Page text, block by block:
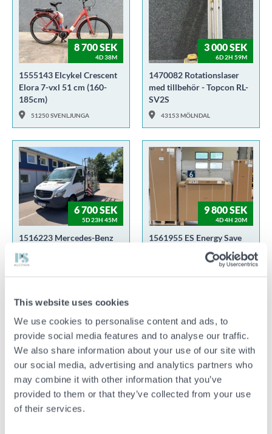
This website uses cookies
We use cookies to personalise content and ads, to
provide social media features and to analyse our traffic.
We also share information about your use of our site with
our social media, advertising and analytics partners who
may combine it with other information that you’ve
provided to them or that they’ve collected from your use
of their services.
8 700 SEK
4D 38M
1555143 Elcykel Crescent
Elora 7-vxl 51 cm (160-
185cm)
51250 SVENLJUNGA
3 000 SEK
6D 2H 59M
1470082 Rotationslaser
med tillbehör - Topcon RL-
SV2S
43153 MÖLNDAL
6 700 SEK
5D 23H 45M
1516223 Mercedes-Benz
Enkelhytt 7G-Tronic Plus,
9 800 SEK
4D 4H 20M
1561955 ES Energy Save
AWST 9 kW – Komplett
luft/vattenvärmesystem(N2.62)
2 100 SEK
4D 53M
1555147 Ytterdörr
4 000 SEK
4D 41M